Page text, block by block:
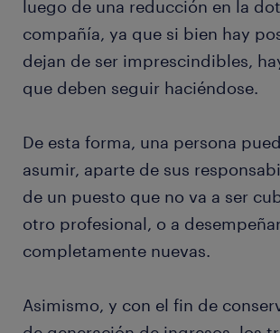
luego de una reducción en la
compañía, ya que si bien hay
dejan de ser imprescindibles,
que deben seguir haciéndose.
De esta forma, una persona
asumir, aparte de sus
de un puesto que no va a ser
otro profesional, o a
completamente nuevas.
Asimismo, y con el fin de